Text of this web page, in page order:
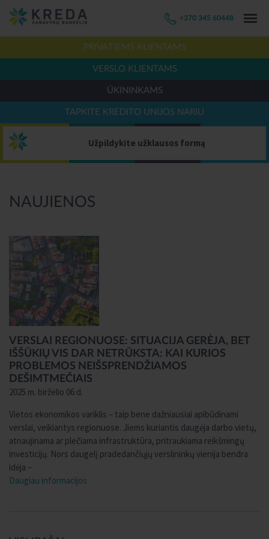
+370 345 60448
PRIVATIEMS KLIENTAMS
VERSLO KLIENTAMS
ŪKININKAMS
TAPKITE KREDITO UNIJOS NARIU
Užpildykite užklausos formą
NAUJIENOS
VERSLAI REGIONUOSE: SITUACIJA GERĖJA, BET
IŠŠŪKIŲ VIS DAR NETRŪKSTA: KAI KURIOS
PROBLEMOS NEIŠSPRENDŽIAMOS
DEŠIMTMEČIAIS
2025 m. birželio 06 d.
Vietos ekonomikos variklis – taip bene dažniausiai apibūdinami
verslai, veikiantys regionuose. Jiems kuriantis daugėja darbo vietų,
atnaujinama ar plečiama infrastruktūra, pritraukiama reikšmingų
investicijų. Nors daugelį pradedančiųjų verslininkų vienija bendra
idėja –
Daugiau informacijos